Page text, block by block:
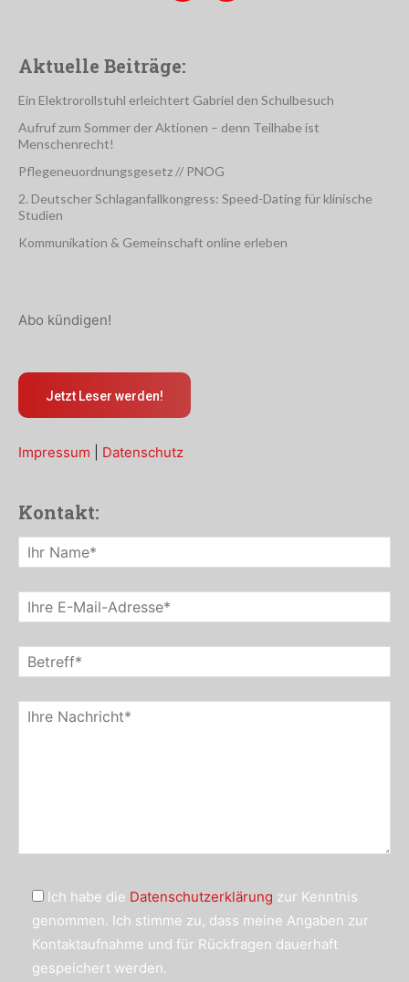
Aktuelle Beiträge:
Ein Elektrorollstuhl erleichtert Gabriel den Schulbesuch
Aufruf zum Sommer der Aktionen – denn Teilhabe ist
Menschenrecht!
Pflegeneuordnungsgesetz // PNOG
2. Deutscher Schlaganfallkongress: Speed-Dating für klinische
Studien
Kommunikation & Gemeinschaft online erleben
Abo kündigen!
Jetzt Leser werden!
Impressum Datenschutz
Kontakt:
Ich habe die Datenschutzerklärung zur Kenntnis
genommen. Ich stimme zu, dass meine Angaben zur
Kontaktaufnahme und für Rückfragen dauerhaft
gespeichert werden.